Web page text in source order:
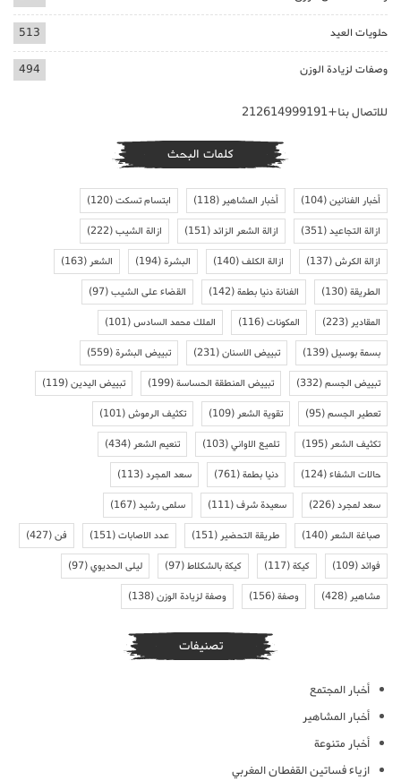
حلويات العيد 513
وصفات لزيادة الوزن 494
للاتصال بنا+212614999191
كلمات البحث
أخبار الفنانين(104) أخبار المشاهير(118) ابتسام تسكت(120)
ازالة التجاعيد(351) ازالة الشعر الزائد(151) ازالة الشيب(222)
ازالة الكرش(137) ازالة الكلف(140) البشرة(194) الشعر(163)
الطريقة(130) الفنانة دنيا بطمة(142) القضاء على الشيب(97)
المقادير(223) المكونات(116) الملك محمد السادس(101)
بسمة بوسيل(139) تبييض الاسنان(231) تبييض البشرة(559)
تبييض الجسم(332) تبييض المنطقة الحساسة(199) تبييض اليدين(119)
تعطير الجسم(95) تقوية الشعر(109) تكثيف الرموش(101)
تكثيف الشعر(195) تلميع الاواني(103) تنعيم الشعر(434)
حالات الشفاء(124) دنيا بطمة(761) سعد المجرد(113)
سعد لمجرد(226) سعيدة شرف(111) سلمى رشيد(167)
صباغة الشعر(140) طريقة التحضير(151) عدد الاصابات(151) فن(427)
فوائد(109) كيكة(117) كيكة بالشكلاط(97) ليلى الحديوي(97)
مشاهير(428) وصفة(156) وصفة لزيادة الوزن(138)
تصنيفات
أخبار المجتمع
أخبار المشاهير
أخبار متنوعة
ازياء فساتين القفطان المغربي